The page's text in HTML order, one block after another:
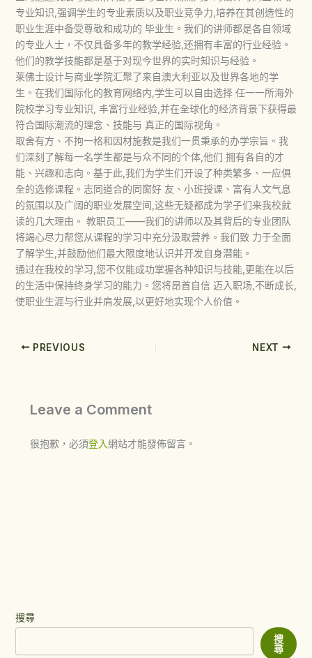
专业知识,强调学生的专业素质以及职业竞争力,培养在其创造性的
职业生涯中备受尊敬和成功的 毕业生。我们的讲师都是各自领域
的专业人士，不仅具备多年的教学经验,还拥有丰富的行业经验。
他们的教学技能都是基于对现今世界的实时知识与经验。
莱佛士设计与商业学院汇聚了来自澳大利亚以及世界各地的学
生。在我们国际化的教育网络内,学生可以自由选择 任一一所海外
院校学习专业知识, 丰富行业经验,并在全球化的经济背景下获得最
符合国际潮流的理念、技能与 真正的国际视角。
取舍有方、不拘一格和因材施教是我们一贯秉承的办学宗旨。我
们深刻了解每一名学生都是与众不同的个体,他们 拥有各自的才
能、兴趣和志向。基于此,我们为学生们开设了种类繁多、一应俱
全的选修课程。志同道合的同窗好 友、小班授课、富有人文气息
的氛围以及广阔的职业发展空间,这些无疑都成为学子们来我校就
读的几大理由。 教职员工——我们的讲师以及其背后的专业团队
将竭心尽力帮您从课程的学习中充分汲取营养。我们致 力于全面
了解学生,并鼓励他们最大限度地认识并开发自身潜能。
通过在我校的学习,您不仅能成功掌握各种知识与技能,更能在以后
的生活中保持终身学习的能力。您将昂首自信 迈入职场,不断成长,
使职业生涯与行业并肩发展,以更好地实现个人价值。
PREVIOUS NEXT
Leave a Comment
很抱歉，必須登入網站才能發佈留言。
搜尋
搜
尋